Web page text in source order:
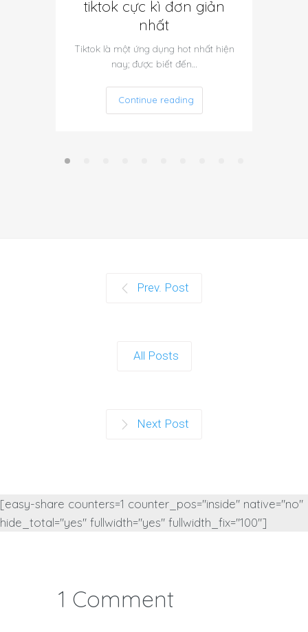
tiktok cực kì đơn giản
nhất
Tiktok là một ứng dụng hot nhất hiện
nay; được biết đến…
Continue reading
Prev. Post
All Posts
Next Post
[easy-share counters=1 counter_pos="inside" native="no"
hide_total="yes" fullwidth="yes" fullwidth_fix="100"]
1 Comment